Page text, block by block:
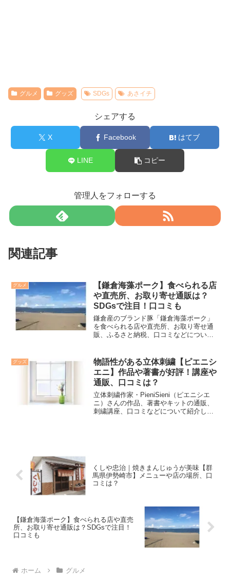
グルメ グッズ SDGs あさイチ
シェアする
X Facebook はてブ
LINE コピー
管理人をフォローする
関連記事
グルメ
【鎌倉海藻ポーク】食べられる店
や直売所、お取り寄せ通販は？
SDGsで注目！口コミも
鎌倉産のブランド豚「鎌倉海藻ポーク」
を食べられる店や直売所、お取り寄せ通
販、ふるさと納税、口コミなどについて
グッズ
物語性がある立体刺繍【ピエニシ
エニ】作品や著書が好評！講座や
通販、口コミは？
立体刺繍作家・PieniSieni（ピエニシエ
ニ）さんの作品、著書やキットの通販、
刺繍講座、口コミなどについて紹介しま
くしや忠治｜焼きまんじゅうが美味【群
馬県伊勢崎市】メニューや店の場所、口
コミは？
【鎌倉海藻ポーク】食べられる店や直売
所、お取り寄せ通販は？SDGsで注目！
口コミも
ホーム グルメ